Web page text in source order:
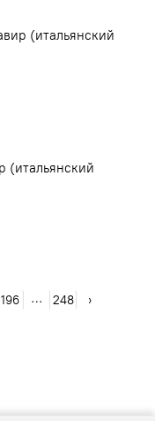
(итальянский
(итальянский
196 … 248 ›